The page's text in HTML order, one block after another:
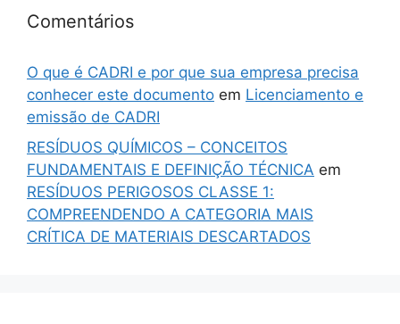
Comentários
O que é CADRI e por que sua empresa precisa
conhecer este documento em Licenciamento e
emissão de CADRI
RESÍDUOS QUÍMICOS – CONCEITOS
FUNDAMENTAIS E DEFINIÇÃO TÉCNICA em
RESÍDUOS PERIGOSOS CLASSE 1:
COMPREENDENDO A CATEGORIA MAIS
CRÍTICA DE MATERIAIS DESCARTADOS